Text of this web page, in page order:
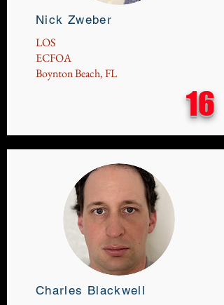
Nick Zweber
LOS
ECFOA
Boynton Beach, FL
16
Charles Blackwell